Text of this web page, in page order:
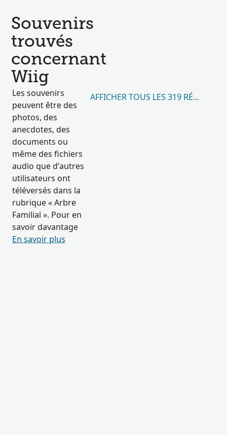
Souvenirs
trouvés
concernant
Wiig
Les souvenirs
peuvent être des
photos, des
anecdotes, des
documents ou
même des fichiers
audio que d’autres
utilisateurs ont
téléversés dans la
rubrique « Arbre
Familial ». Pour en
savoir davantage
En savoir plus
AFFICHER TOUS LES 319 RÉSULTATS